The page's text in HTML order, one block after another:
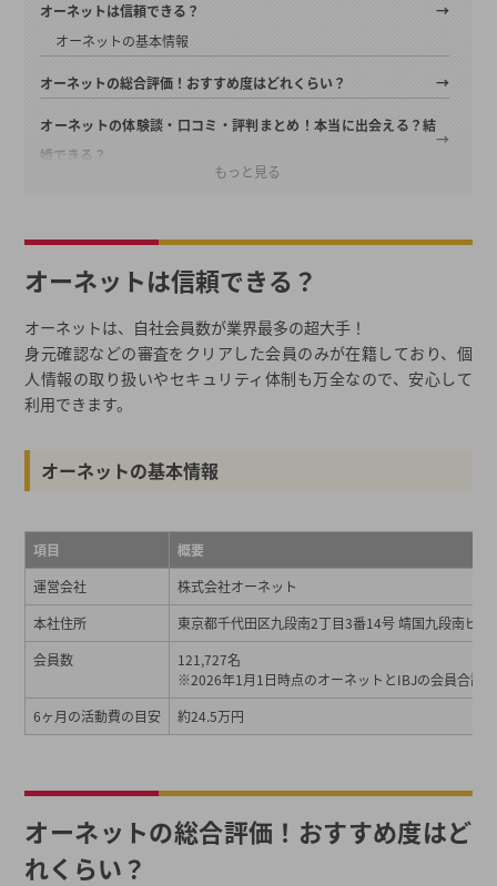
オーネットは信頼できる？
オーネットの基本情報
オーネットの総合評価！おすすめ度はどれくらい？
オーネットの体験談・口コミ・評判まとめ！本当に出会える？結
婚できる？
入会後初のウェルカムパーティーで出会った方と11ヶ月で結婚
再婚・子連れでしたが、すぐに条件の合う人と出会えました！
（30代男性）
オーネットの無料体験でわかること
結婚チャンステスト
マッチングシミュレーション体験
「普通に良い人」が多いオーネット。人気な理由とは？
6ヶ月以内に婚活成果が出始める人70%!?
真剣交際が前提だから、婚活がだらだら長引かない
オーネットはどんな人におすすめ？
20代の女性
自由に婚活したい方
交際期間中は婚活を休みたい方、お仕事などで多忙な月がある方
トラブル事例や対策
よくある質問
まずは、あなたに合う結婚相談所を見つけましょう
もっと見る
オーネットは信頼できる？
オーネットは、自社会員数が業界最多の超大手！
身元確認などの審査をクリアした会員のみが在籍しており、個
人情報の取り扱いやセキュリティ体制も万全なので、安心して
利用できます。
オーネットの基本情報
項目
概要
運営会社
株式会社オーネット
本社住所
東京都千代田区九段南2丁目3番14号 靖国九段南ビル
会員数
121,727名
※2026年1月1日時点のオーネットとIBJの会員合計
6ヶ月の活動費の目安
約24.5万円
オーネットの総合評価！おすすめ度はど
れくらい？